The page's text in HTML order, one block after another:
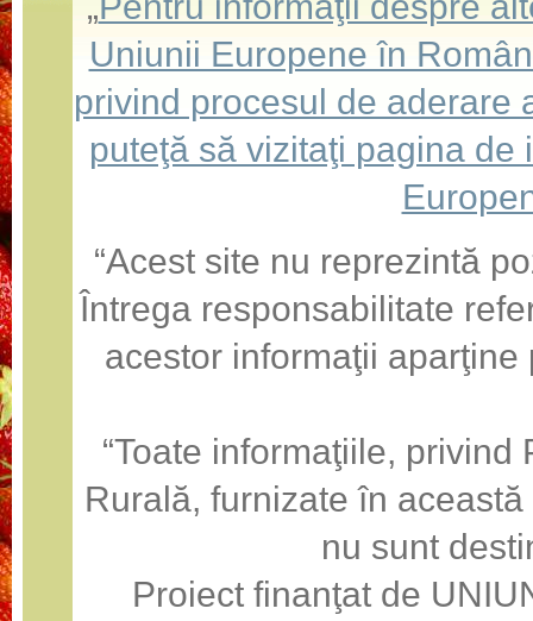
Uniunii Europene în
privind procesul de aderare
puteţă să vizitaţi pagina
“Acest site nu reprezintă
Întrega responsabilitate
acestor informaţii
“Toate informaţiile,
Rurală, furnizate în
nu sunt
Proiect finanţat de